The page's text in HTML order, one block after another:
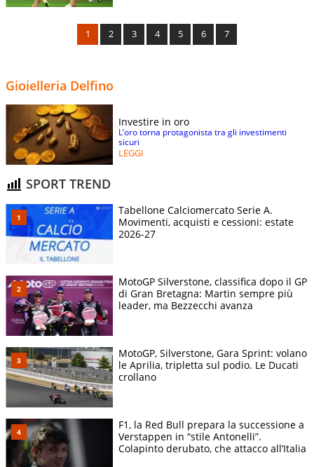
1 2 3 4 5 6 7
Gioielleria Delfino
Investire in oro
L’oro torna protagonista tra gli investimenti
sicuri
LEGGI
SPORT TREND
Tabellone Calciomercato Serie A.
Movimenti, acquisti e cessioni: estate
2026-27
MotoGP Silverstone, classifica dopo il GP
di Gran Bretagna: Martin sempre più
leader, ma Bezzecchi avanza
MotoGP, Silverstone, Gara Sprint: volano
le Aprilia, tripletta sul podio. Le Ducati
crollano
F1, la Red Bull prepara la successione a
Verstappen in “stile Antonelli”.
Colapinto derubato, che attacco all’Italia